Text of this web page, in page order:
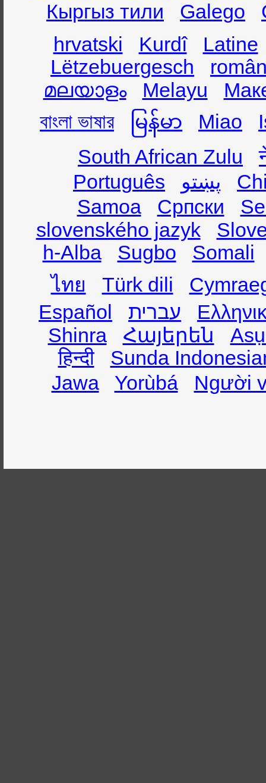
Кыргыз тили
Galego
hrvatski
Kurdî
Latine
Lëtzebuergesch
മലയാളം
Melayu
বাংলা ভাষার
မြန်မာ Miao
South African Zulu
Português
پښتو
Samoa
Српски
slovenského jazyk
h-Alba
Sugbo
Somali
ไทย
Türk dili
Español
עברית
Shinra
Հայերեն
हिन्दी
Sunda
Jawa
Yorùbá Người